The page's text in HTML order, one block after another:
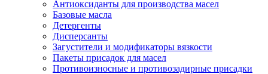
Антиоксиданты для производства масел
Базовые масла
Детергенты
Дисперсанты
Загустители и модификаторы вязкости
Пакеты присадок для масел
Противоизносные и противозадирные присадки